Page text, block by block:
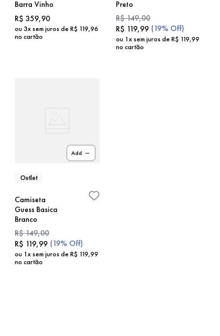
Barra Vinho
R$ 359,90
ou 3x sem juros de R$ 119,96
no cartão
Preto
R$149,00
R$ 119,99 (19% Off)
ou 1x sem juros de R$ 119,99
no cartão
Add
Outlet
Camiseta
Guess Basica
Branco
R$149,00
R$ 119,99 (19% Off)
ou 1x sem juros de R$ 119,99
no cartão